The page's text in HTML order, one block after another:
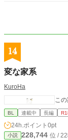
14
変な家系
KuroHa
BL 連載中 長編
24h.ポイント 0pt
小説 228,744 位 /